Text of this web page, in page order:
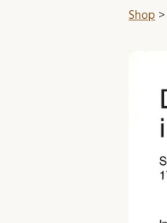
Shop>